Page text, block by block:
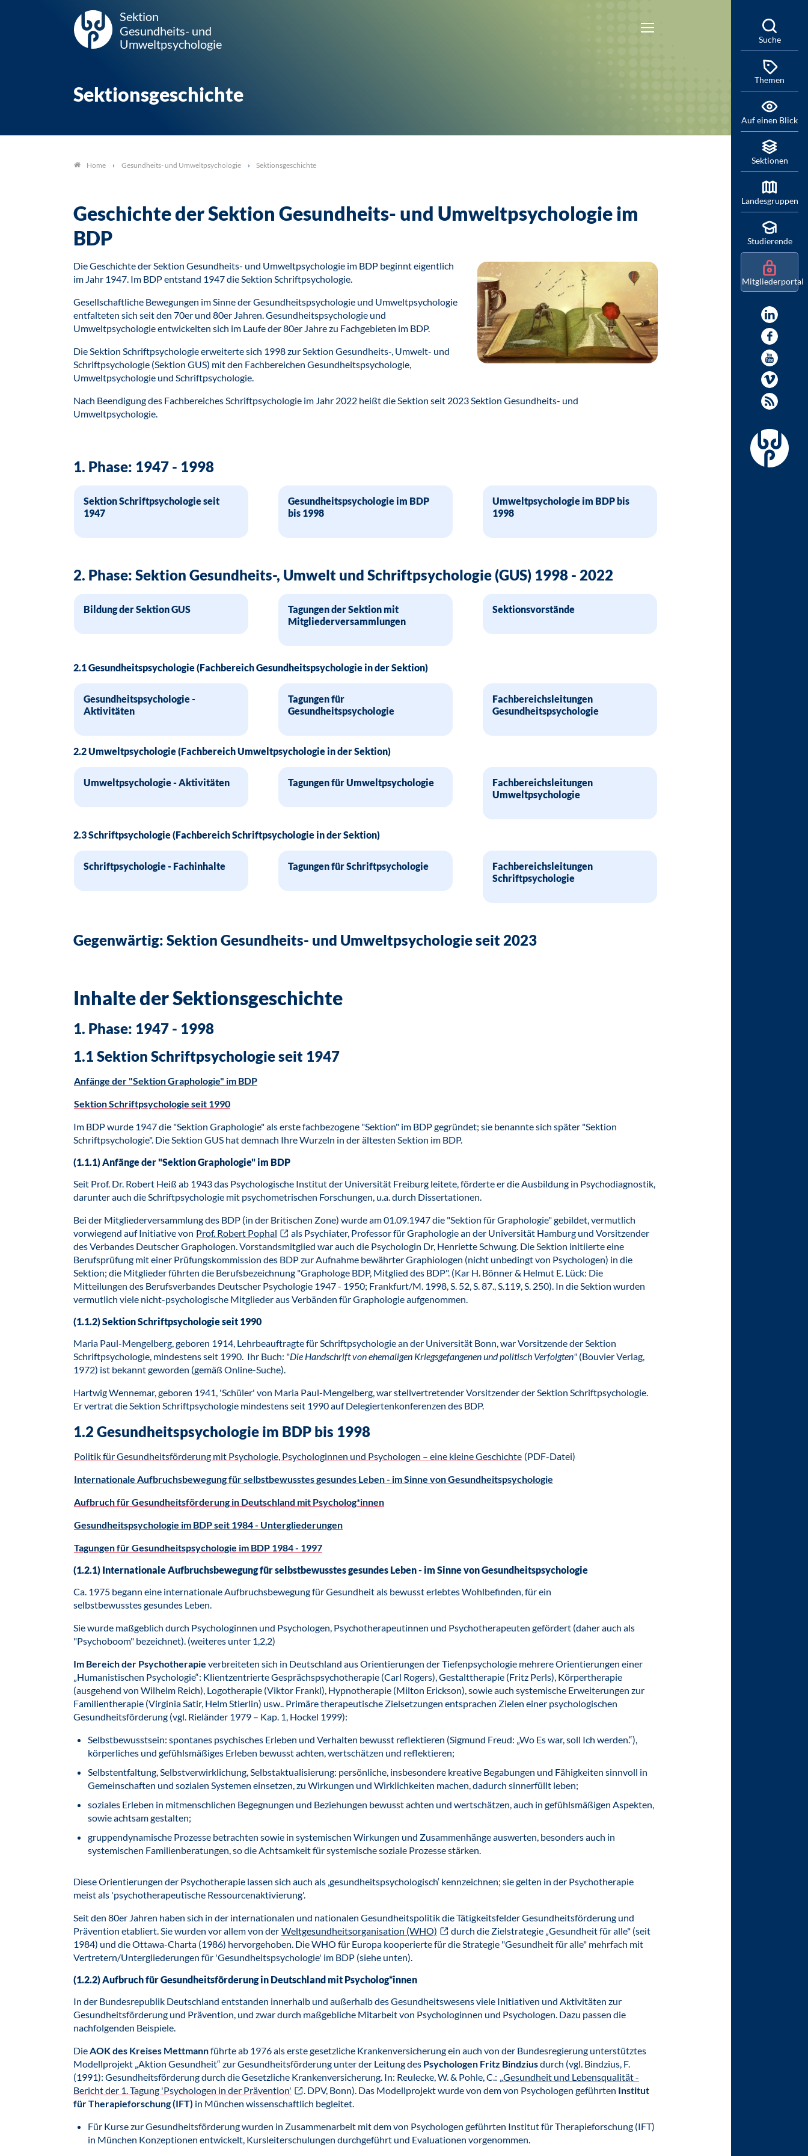
Sektion
Gesundheits- und
Umweltpsychologie
Sektionsgeschichte
Home Gesundheits- und Umweltpsychologie Sektionsgeschichte
Geschichte der Sektion Gesundheits- und Umweltpsychologie im
BDP
Die Geschichte der Sektion Gesundheits- und Umweltpsychologie im BDP beginnt eigentlich
im Jahr 1947. Im BDP entstand 1947 die Sektion Schriftpsychologie.
Gesellschaftliche Bewegungen im Sinne der Gesundheitspsychologie und Umweltpsychologie
entfalteten sich seit den 70er und 80er Jahren. Gesundheitspsychologie und
Umweltpsychologie entwickelten sich im Laufe der 80er Jahre zu Fachgebieten im BDP.
Die Sektion Schriftpsychologie erweiterte sich 1998 zur Sektion Gesundheits-, Umwelt- und
Schriftpsychologie (Sektion GUS) mit den Fachbereichen Gesundheitspsychologie,
Umweltpsychologie und Schriftpsychologie.
Nach Beendigung des Fachbereiches Schriftpsychologie im Jahr 2022 heißt die Sektion seit 2023 Sektion Gesundheits- und
Umweltpsychologie.
1. Phase: 1947 - 1998
Sektion Schriftpsychologie seit
1947
Gesundheitspsychologie im BDP
bis 1998
Umweltpsychologie im BDP bis
1998
2. Phase: Sektion Gesundheits-, Umwelt und Schriftpsychologie (GUS) 1998 - 2022
Bildung der Sektion GUS
Tagungen der Sektion mit
Mitgliederversammlungen
Sektionsvorstände
2.1 Gesundheitspsychologie (Fachbereich Gesundheitspsychologie in der Sektion)
Gesundheitspsychologie -
Aktivitäten
Tagungen für
Gesundheitspsychologie
Fachbereichsleitungen
Gesundheitspsychologie
2.2 Umweltpsychologie (Fachbereich Umweltpsychologie in der Sektion)
Umweltpsychologie - Aktivitäten Tagungen für Umweltpsychologie
Fachbereichsleitungen
Umweltpsychologie
2.3 Schriftpsychologie (Fachbereich Schriftpsychologie in der Sektion)
Schriftpsychologie - Fachinhalte Tagungen für Schriftpsychologie
Fachbereichsleitungen
Schriftpsychologie
Gegenwärtig: Sektion Gesundheits- und Umweltpsychologie seit 2023
Inhalte der Sektionsgeschichte
1. Phase: 1947 - 1998
1.1 Sektion Schriftpsychologie seit 1947
Anfänge der "Sektion Graphologie" im BDP
Sektion Schriftpsychologie seit 1990
Im BDP wurde 1947 die "Sektion Graphologie" als erste fachbezogene "Sektion" im BDP gegründet; sie benannte sich später "Sektion
Schriftpsychologie". Die Sektion GUS hat demnach Ihre Wurzeln in der ältesten Sektion im BDP.
(1.1.1) Anfänge der "Sektion Graphologie" im BDP
Seit Prof. Dr. Robert Heiß ab 1943 das Psychologische Institut der Universität Freiburg leitete, förderte er die Ausbildung in Psychodiagnostik,
darunter auch die Schriftpsychologie mit psychometrischen Forschungen, u.a. durch Dissertationen.
Bei der Mitgliederversammlung des BDP (in der Britischen Zone) wurde am 01.09.1947 die "Sektion für Graphologie" gebildet, vermutlich
vorwiegend auf Initiative von Prof. Robert Pophal
als Psychiater, Professor für Graphologie an der Universität Hamburg und Vorsitzender
des Verbandes Deutscher Graphologen. Vorstandsmitglied war auch die Psychologin Dr, Henriette Schwung. Die Sektion initiierte eine
Berufsprüfung mit einer Prüfungskommission des BDP zur Aufnahme bewährter Graphiologen (nicht unbedingt von Psychologen) in die
Sektion; die Mitglieder führten die Berufsbezeichnung "Graphologe BDP, Mitglied des BDP". (Kar H. Bönner & Helmut E. Lück: Die
Mitteilungen des Berufsverbandes Deutscher Psychologie 1947 - 1950; Frankfurt/M. 1998, S. 52, S. 87., S.119, S. 250). In die Sektion wurden
vermutlich viele nicht-psychologische Mitglieder aus Verbänden für Graphologie aufgenommen.
(1.1.2) Sektion Schriftpsychologie seit 1990
Maria Paul-Mengelberg, geboren 1914, Lehrbeauftragte für Schriftpsychologie an der Universität Bonn, war Vorsitzende der Sektion
Schriftpsychologie, mindestens seit 1990. Ihr Buch: "Die Handschrift von ehemaligen Kriegsgefangenen und politisch Verfolgten" (Bouvier Verlag,
1972) ist bekannt geworden (gemäß Online-Suche).
Hartwig Wennemar, geboren 1941, 'Schüler' von Maria Paul-Mengelberg, war stellvertretender Vorsitzender der Sektion Schriftpsychologie.
Er vertrat die Sektion Schriftpsychologie mindestens seit 1990 auf Delegiertenkonferenzen des BDP.
1.2 Gesundheitspsychologie im BDP bis 1998
Politik für Gesundheitsförderung mit Psychologie, Psychologinnen und Psychologen – eine kleine Geschichte (PDF-Datei)
Internationale Aufbruchsbewegung für selbstbewusstes gesundes Leben - im Sinne von Gesundheitspsychologie
Aufbruch für Gesundheitsförderung in Deutschland mit Psycholog*innen
Gesundheitspsychologie im BDP seit 1984 - Untergliederungen
Tagungen für Gesundheitspsychologie im BDP 1984 - 1997
(1.2.1) Internationale Aufbruchsbewegung für selbstbewusstes gesundes Leben - im Sinne von Gesundheitspsychologie
Ca. 1975 begann eine internationale Aufbruchsbewegung für Gesundheit als bewusst erlebtes Wohlbefinden, für ein
selbstbewusstes gesundes Leben.
Sie wurde maßgeblich durch Psychologinnen und Psychologen, Psychotherapeutinnen und Psychotherapeuten gefördert (daher auch als
"Psychoboom" bezeichnet). (weiteres unter 1,2,2)
Im Bereich der Psychotherapie verbreiteten sich in Deutschland aus Orientierungen der Tiefenpsychologie mehrere Orientierungen einer
„Humanistischen Psychologie“: Klientzentrierte Gesprächspsychotherapie (Carl Rogers), Gestalttherapie (Fritz Perls), Körpertherapie
(ausgehend von Wilhelm Reich), Logotherapie (Viktor Frankl), Hypnotherapie (Milton Erickson), sowie auch systemische Erweiterungen zur
Familientherapie (Virginia Satir, Helm Stierlin) usw.. Primäre therapeutische Zielsetzungen entsprachen Zielen einer psychologischen
Gesundheitsförderung (vgl. Rieländer 1979 – Kap. 1, Hockel 1999):
Selbstbewusstsein: spontanes psychisches Erleben und Verhalten bewusst reflektieren (Sigmund Freud: „Wo Es war, soll Ich werden.“),
körperliches und gefühlsmäßiges Erleben bewusst achten, wertschätzen und reflektieren;
Selbstentfaltung, Selbstverwirklichung, Selbstaktualisierung: persönliche, insbesondere kreative Begabungen und Fähigkeiten sinnvoll in
Gemeinschaften und sozialen Systemen einsetzen, zu Wirkungen und Wirklichkeiten machen, dadurch sinnerfüllt leben;
soziales Erleben in mitmenschlichen Begegnungen und Beziehungen bewusst achten und wertschätzen, auch in gefühlsmäßigen Aspekten,
sowie achtsam gestalten;
gruppendynamische Prozesse betrachten sowie in systemischen Wirkungen und Zusammenhänge auswerten, besonders auch in
systemischen Familienberatungen, so die Achtsamkeit für systemische soziale Prozesse stärken.
Diese Orientierungen der Psychotherapie lassen sich auch als ‚gesundheitspsychologisch‘ kennzeichnen; sie gelten in der Psychotherapie
meist als 'psychotherapeutische Ressourcenaktivierung'.
Seit den 80er Jahren haben sich in der internationalen und nationalen Gesundheitspolitik die Tätigkeitsfelder Gesundheitsförderung und
Prävention etabliert. Sie wurden vor allem von der Weltgesundheitsorganisation (WHO)
durch die Zielstrategie „Gesundheit für alle" (seit
1984) und die Ottawa-Charta (1986) hervorgehoben. Die WHO für Europa kooperierte für die Strategie "Gesundheit für alle" mehrfach mit
Vertretern/Untergliederungen für 'Gesundheitspsychologie' im BDP (siehe unten).
(1.2.2) Aufbruch für Gesundheitsförderung in Deutschland mit Psycholog*innen
In der Bundesrepublik Deutschland entstanden innerhalb und außerhalb des Gesundheitswesens viele Initiativen und Aktivitäten zur
Gesundheitsförderung und Prävention, und zwar durch maßgebliche Mitarbeit von Psychologinnen und Psychologen. Dazu passen die
nachfolgenden Beispiele.
DieAOK des Kreises Mettmannführte ab 1976 als erste gesetzliche Krankenversicherung ein auch von der Bundesregierung unterstütztes
Modellprojekt „Aktion Gesundheit“ zur Gesundheitsförderung unter der Leitung des Psychologen Fritz Bindziusdurch (vgl. Bindzius, F.
(1991): Gesundheitsförderung durch die Gesetzliche Krankenversicherung. In: Reulecke, W. & Pohle, C.: „Gesundheit und Lebensqualität -
Bericht der 1. Tagung 'Psychologen in der Prävention'
. DPV, Bonn). Das Modellprojekt wurde von dem von Psychologen geführten Institut
für Therapieforschung (IFT) in München wissenschaftlich begleitet.
Für Kurse zur Gesundheitsförderung wurden in Zusammenarbeit mit dem von Psychologen geführten Institut für Therapieforschung (IFT)
in München Konzeptionen entwickelt, Kursleiterschulungen durchgeführt und Evaluationen vorgenommen.
Suche
Themen
Auf einen Blick
Sektionen
Landesgruppen
Studierende
Mitgliederportal